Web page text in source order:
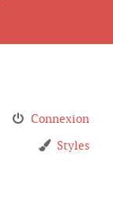
Connexion
Styles